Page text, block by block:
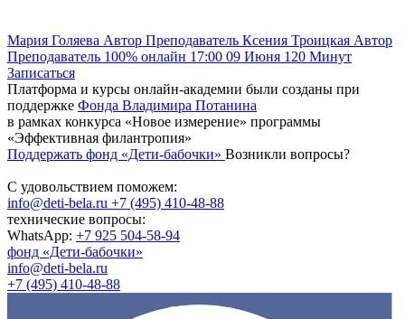
Мария Голяева Автор Преподаватель Ксения Троицкая Автор
Преподаватель 100% онлайн 17:00 09 Июня 120 Минут
Записаться
Платформа и курсы онлайн-академии были созданы при
поддержке Фонда Владимира Потанина
в рамках конкурса «Новое измерение» программы
«Эффективная филантропия»
Поддержать фонд «Дети-бабочки» Возникли вопросы?
С удовольствием поможем:
info@deti-bela.ru +7 (495) 410-48-88
технические вопросы:
WhatsApp: +7 925 504-58-94
фонд «Дети-бабочки»
info@deti-bela.ru
+7 (495) 410-48-88